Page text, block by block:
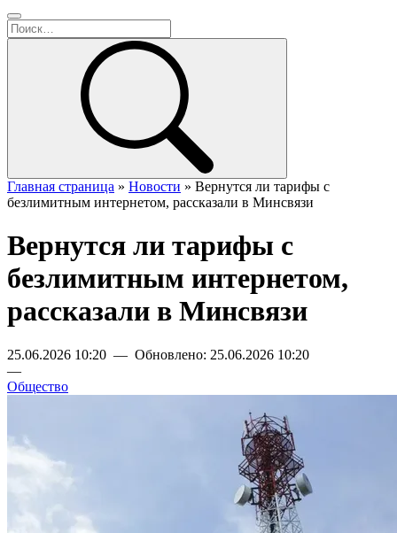
Главная страница » Новости » Вернутся ли тарифы с
безлимитным интернетом, рассказали в Минсвязи
Вернутся ли тарифы с
безлимитным интернетом,
рассказали в Минсвязи
25.06.2026 10:20 — Обновлено: 25.06.2026 10:20
—
Общество